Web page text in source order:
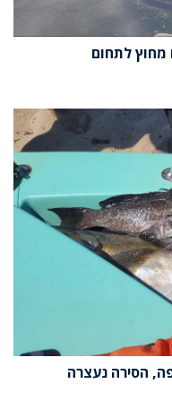
מחוץ לתחום
הסירה נעצרה